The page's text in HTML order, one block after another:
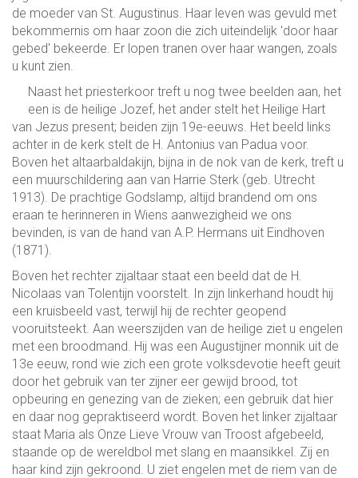
de moeder van St. Augustinus. Haar leven was gevuld met
bekommernis om haar zoon die zich uiteindelijk 'door haar
gebed' bekeerde. Er lopen tranen over haar wangen, zoals
u kunt zien.
Naast het priesterkoor treft u nog twee beelden aan, het
een is de heilige Jozef, het ander stelt het Heilige Hart
van Jezus present; beiden zijn 19e-eeuws. Het beeld links
achter in de kerk stelt de H. Antonius van Padua voor.
Boven het altaarbaldakijn, bijna in de nok van de kerk, treft u
een muurschildering aan van Harrie Sterk (geb. Utrecht
1913). De prachtige Godslamp, altijd brandend om ons
eraan te herinneren in Wiens aanwezigheid we ons
bevinden, is van de hand van A.P. Hermans uit Eindhoven
(1871).
Boven het rechter zijaltaar staat een beeld dat de H.
Nicolaas van Tolentijn voorstelt. In zijn linkerhand houdt hij
een kruisbeeld vast, terwijl hij de rechter geopend
vooruitsteekt. Aan weerszijden van de heilige ziet u engelen
met een broodmand. Hij was een Augustijner monnik uit de
13e eeuw, rond wie zich een grote volksdevotie heeft geuit
door het gebruik van ter zijner eer gewijd brood, tot
opbeuring en genezing van de zieken; een gebruik dat hier
en daar nog gepraktiseerd wordt. Boven het linker zijaltaar
staat Maria als Onze Lieve Vrouw van Troost afgebeeld,
staande op de wereldbol met slang en maansikkel. Zij en
haar kind zijn gekroond. U ziet engelen met de riem van de